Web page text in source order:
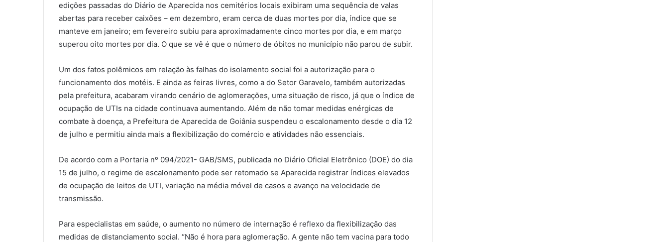
edições passadas do Diário de Aparecida nos cemitérios locais exibiram uma sequência de valas
abertas para receber caixões – em dezembro, eram cerca de duas mortes por dia, índice que se
manteve em janeiro; em fevereiro subiu para aproximadamente cinco mortes por dia, e em março
superou oito mortes por dia. O que se vê é que o número de óbitos no município não parou de subir.
Um dos fatos polêmicos em relação às falhas do isolamento social foi a autorização para o
funcionamento dos motéis. E ainda as feiras livres, como a do Setor Garavelo, também autorizadas
pela prefeitura, acabaram virando cenário de aglomerações, uma situação de risco, já que o índice de
ocupação de UTIs na cidade continuava aumentando. Além de não tomar medidas enérgicas de
combate à doença, a Prefeitura de Aparecida de Goiânia suspendeu o escalonamento desde o dia 12
de julho e permitiu ainda mais a flexibilização do comércio e atividades não essenciais.
De acordo com a Portaria nº 094/2021- GAB/SMS, publicada no Diário Oficial Eletrônico (DOE) do dia
15 de julho, o regime de escalonamento pode ser retomado se Aparecida registrar índices elevados
de ocupação de leitos de UTI, variação na média móvel de casos e avanço na velocidade de
transmissão.
Para especialistas em saúde, o aumento no número de internação é reflexo da flexibilização das
medidas de distanciamento social. “Não é hora para aglomeração. A gente não tem vacina para todo